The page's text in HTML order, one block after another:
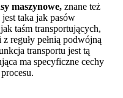
maszynowe, znane też
taka jak pasów
taśm transportujących,
reguły pełnią podwójną
transportu jest tą
ma specyficzne cechy